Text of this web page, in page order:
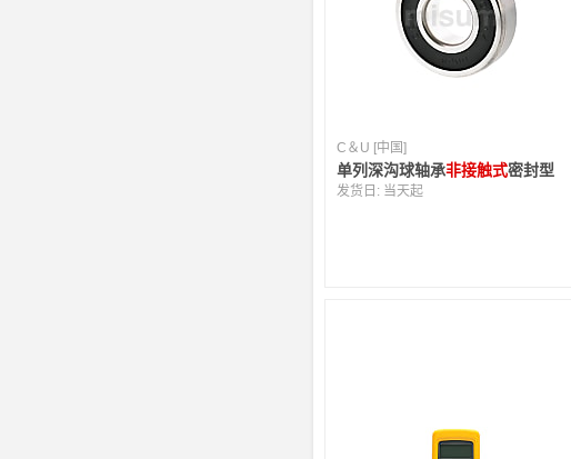
C＆U [中国]
单列深沟球轴承非接触式密封型
发货日: 当天起